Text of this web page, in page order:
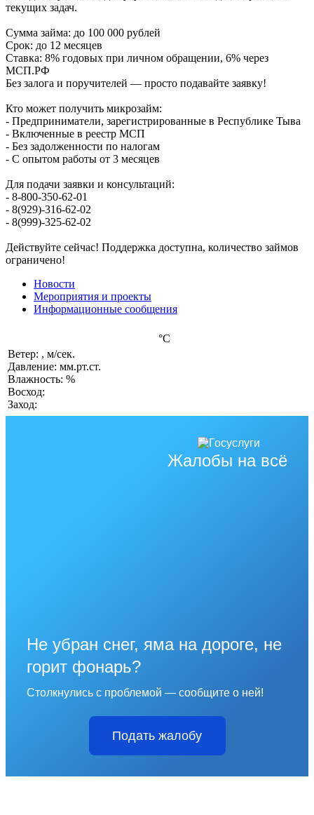
текущих задач.
Сумма займа: до 100 000 рублей
Срок: до 12 месяцев
Ставка: 8% годовых при личном обращении, 6% через
МСП.РФ
Без залога и поручителей — просто подавайте заявку!
Кто может получить микрозайм:
- Предприниматели, зарегистрированные в Республике Тыва
- Включенные в реестр МСП
- Без задолженности по налогам
- С опытом работы от 3 месяцев
Для подачи заявки и консультаций:
- 8-800-350-62-01
- 8(929)-316-62-02
- 8(999)-325-62-02
Действуйте сейчас! Поддержка доступна, количество займов
ограничено!
Новости
Мероприятия и проекты
Информационные сообщения
°C
Ветер: , м/сек.
Давление: мм.рт.ст.
Влажность: %
Восход:
Заход:
Жалобы на всё
Не убран снег, яма на дороге, не
горит фонарь?
Столкнулись с проблемой — сообщите о ней!
Подать жалобу